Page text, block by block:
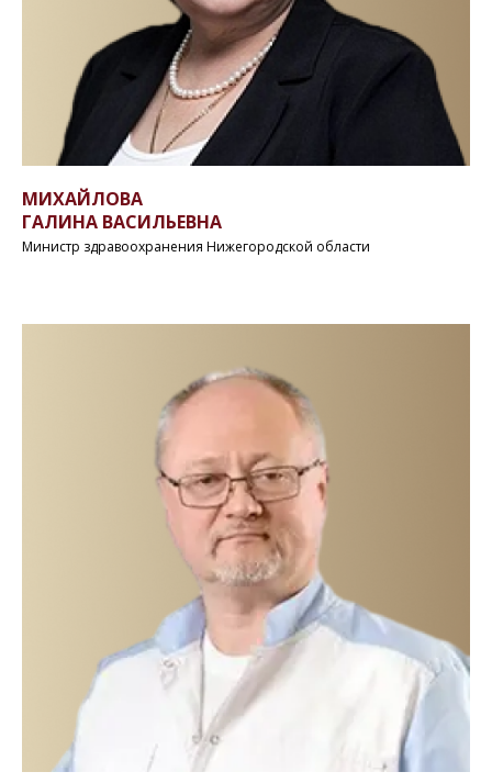
МИХАЙЛОВА
ГАЛИНА ВАСИЛЬЕВНА
Министр здравоохранения Нижегородской области